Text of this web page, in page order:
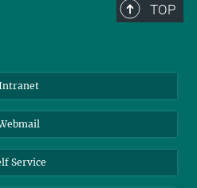
TOP
Materialien
Service